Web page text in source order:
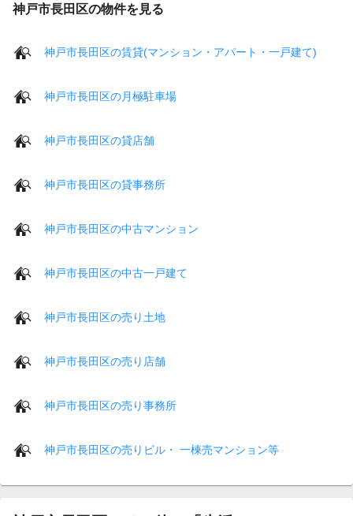
神戸市長田区の物件を見る
神戸市長田区の賃貸(マンション・アパート・一戸建て)
神戸市長田区の月極駐車場
神戸市長田区の貸店舗
神戸市長田区の貸事務所
神戸市長田区の中古マンション
神戸市長田区の中古一戸建て
神戸市長田区の売り土地
神戸市長田区の売り店舗
神戸市長田区の売り事務所
神戸市長田区の売りビル・ 一棟売マンション等